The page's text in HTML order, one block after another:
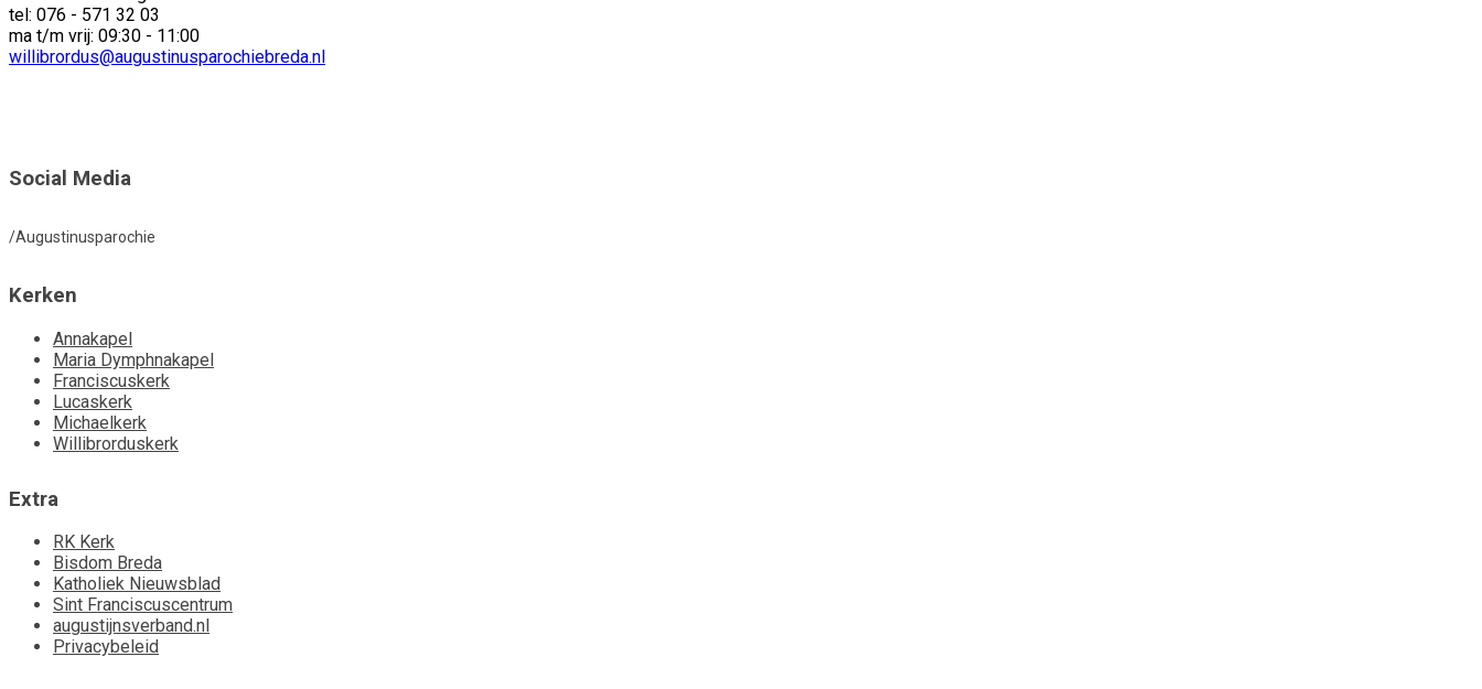
tel: 076 - 571 32 03
ma t/m vrij: 09:30 - 11:00
willibrordus@augustinusparochiebreda.nl
Social Media
/Augustinusparochie
Kerken
Annakapel
Maria Dymphnakapel
Franciscuskerk
Lucaskerk
Michaelkerk
Willibrorduskerk
Extra
RK Kerk
Bisdom Breda
Katholiek Nieuwsblad
Sint Franciscuscentrum
augustijnsverband.nl
Privacybeleid